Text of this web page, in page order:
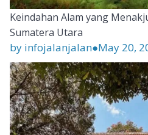
Keindahan Alam yang
Sumatera Utara
by infojalanjalan●May 20,